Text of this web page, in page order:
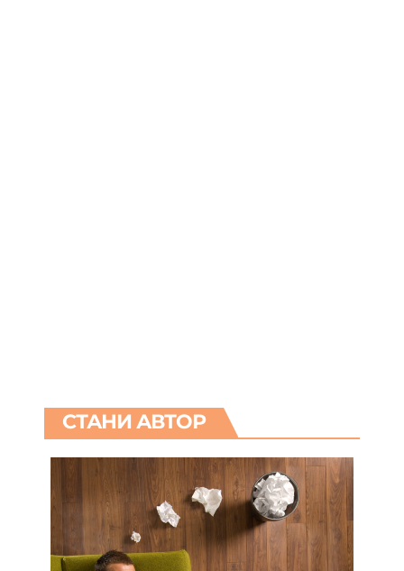
СТАНИ АВТОР